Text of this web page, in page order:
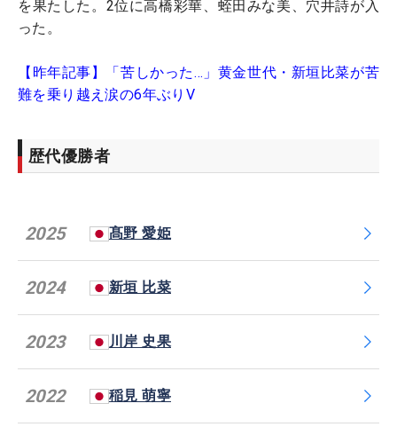
を果たした。2位に高橋彩華、蛭田みな美、穴井詩が入
った。
【昨年記事】「苦しかった…」黄金世代・新垣比菜が苦
難を乗り越え涙の6年ぶりV
歴代優勝者
2025 髙野 愛姫
2024 新垣 比菜
2023 川岸 史果
2022 稲見 萌寧